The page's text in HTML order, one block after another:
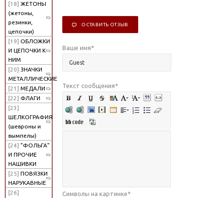
[18] ЖЕТОНЫ
(жетоны,
резинки,
цепочки)
[19] ОБЛОЖКИ
И ЦЕПОЧКИ К
НИМ
[20] ЗНАЧКИ
МЕТАЛЛИЧЕСКИЕ
[21] МЕДАЛИ
[22] ФЛАГИ
[23]
ШЕЛКОГРАФИЯ
(шевроны и
вымпелы)
[24] "ФОЛЬГА"
И ПРОЧИЕ
НАШИВКИ
[25] ПОВЯЗКИ
НАРУКАВНЫЕ
[26]
ОСТАВИТЬ ОТЗЫВ
Ваше имя*
Текст сообщения*
Символы на картинке*